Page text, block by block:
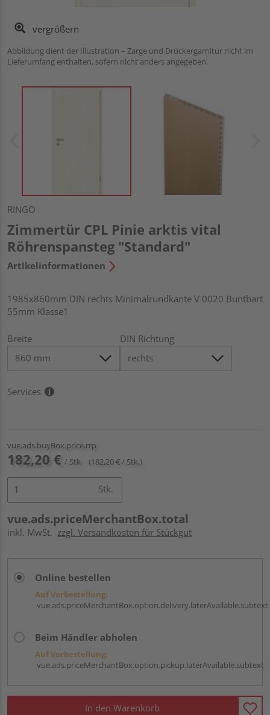
vergrößern
Abbildung dient der Illustration – Zarge und Drückergarnitur nicht im
Lieferumfang enthalten, sofern nicht anders angegeben.
RINGO
Zimmertür CPL Pinie arktis vital
Röhrenspansteg "Standard"
Artikelinformationen
1985x860mm DIN rechts Minimalrundkante V 0020 Buntbart
55mm Klasse1
Breite DIN Richtung
Services
vue.ads.buyBox.price.rrp
182,20 € / Stk. (182,20 € / Stk.)
Stk.
vue.ads.priceMerchantBox.total
inkl. MwSt. zzgl. Versandkosten für Stückgut
Online bestellen
Auf Vorbestellung:
vue.ads.priceMerchantBox.option.delivery.laterAvailable.subtext
Beim Händler abholen
Auf Vorbestellung:
vue.ads.priceMerchantBox.option.pickup.laterAvailable.subtext
In den Warenkorb